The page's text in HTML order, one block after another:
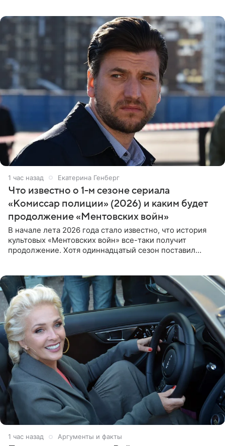
1 час назад Екатерина Генберг
Что известно о 1-м сезоне сериала
«Комиссар полиции» (2026) и каким будет
продолжение «Ментовских войн»
В начале лета 2026 года стало известно, что история
культовых «Ментовских войн» все-таки получит
продолжение. Хотя одиннадцатый сезон поставил
1 час назад Аргументы и факты